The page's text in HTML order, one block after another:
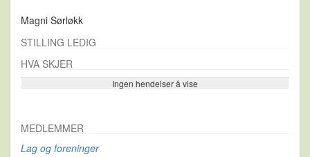
Magni Sørløkk
STILLING LEDIG
HVA SKJER
Ingen hendelser å vise
Se flere…
MEDLEMMER
Lag og foreninger